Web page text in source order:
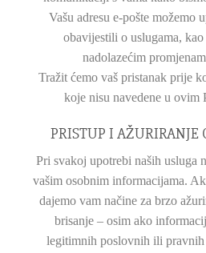
Vašu adresu e-pošte možemo
obavijestili o uslugama,
nadolazećim
Tražit ćemo vaš pristanak prije
koje nisu navedene u ovim
PRISTUP I AŽURIRANJE
Pri svakoj upotrebi naših usluga
vašim osobnim informacijama.
dajemo vam načine za brzo
brisanje – osim ako
legitimnih poslovnih ili